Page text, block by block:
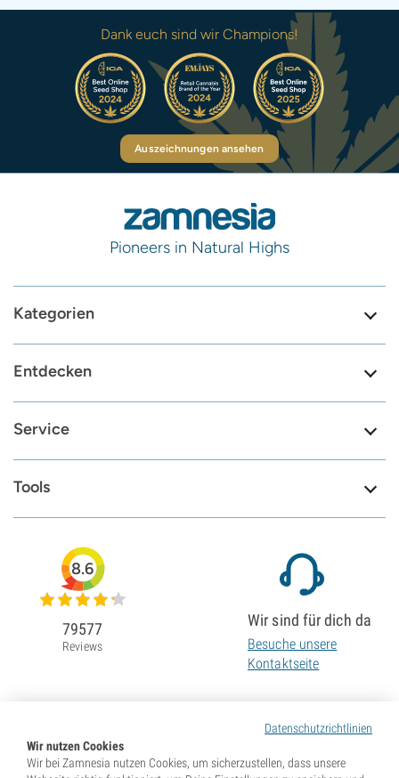
Dank euch sind wir Champions!
Auszeichnungen ansehen
Pioneers in Natural Highs
Kategorien
Entdecken
Service
Tools
Datenschutzrichtlinien
Wir nutzen Cookies
Wir bei Zamnesia nutzen Cookies, um sicherzustellen, dass unsere
8.6
79577
Reviews
Wir sind für dich da
Besuche unsere
Kontaktseite